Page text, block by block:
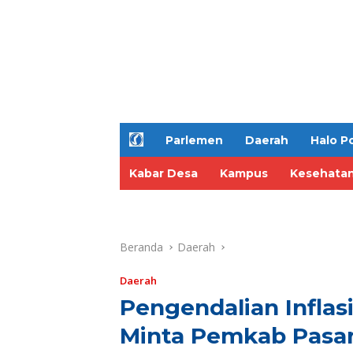
H
m
e
Parlemen Daerah Halo
Kabar Desa Kampus
Beranda Daerah
Daerah
Pengendalian
Minta Pemkab